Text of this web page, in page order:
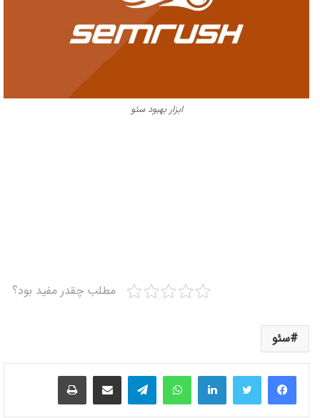
ابزار بهبود سئو
مطلب چقدر مفید بود؟
سئو
لینکدینواتس آپ تلگرام اشتراک گذاری از طریق ایمیل چاپ